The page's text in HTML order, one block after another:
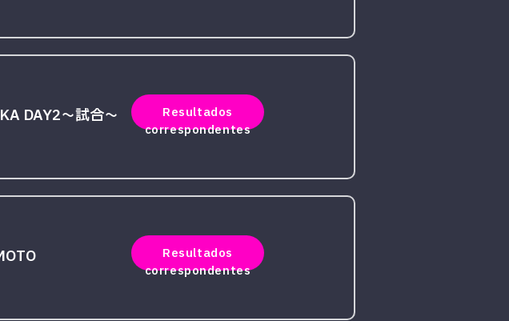
DAY2〜試合〜
Resultados
correspondentes
Resultados
correspondentes